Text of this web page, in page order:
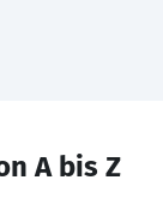
A bis Z